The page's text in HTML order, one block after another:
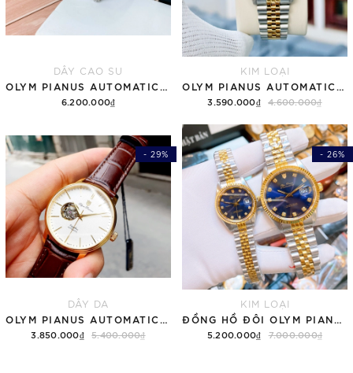
DÂY CAO SU
6.200.000₫
KIM LOẠI
3.590.000₫ 4.600.000₫
- 29%
DÂY DA
3.850.000₫ 5.400.000₫
- 26%
KIM LOẠI
5.200.000₫ 7.000.000₫